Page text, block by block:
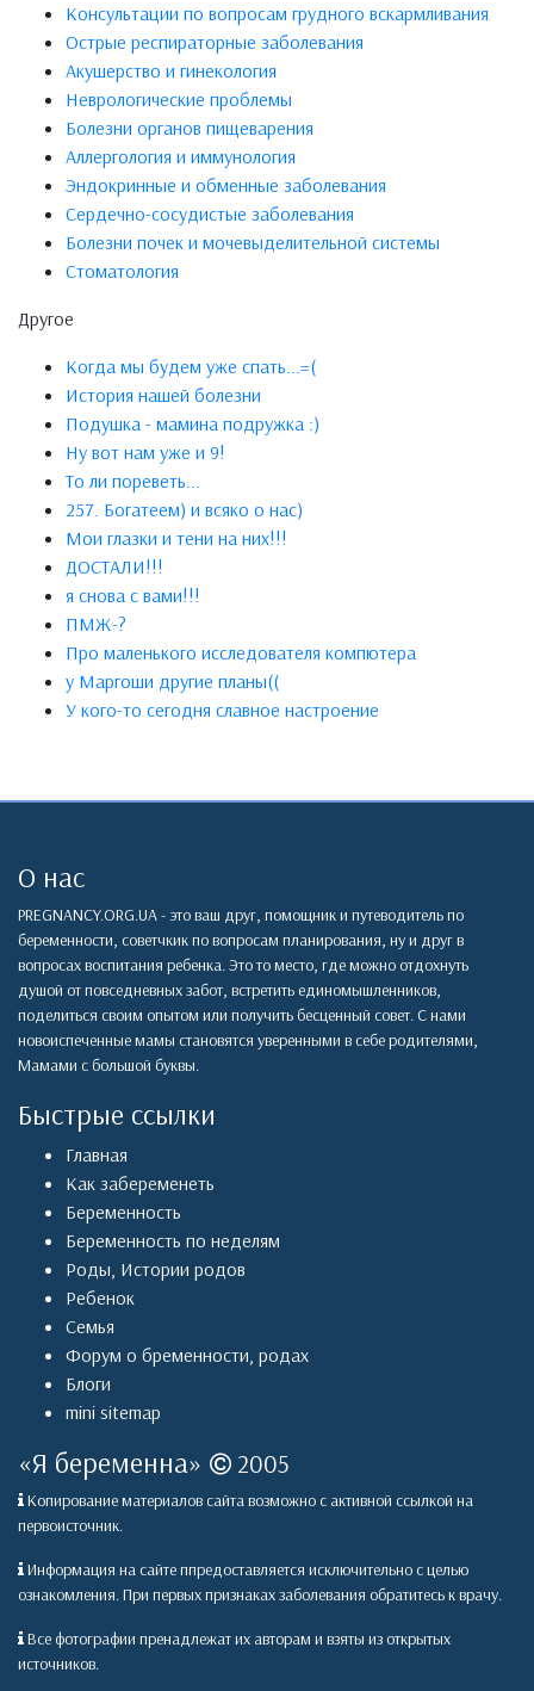
Консультации по вопросам грудного вскармливания
Острые респираторные заболевания
Акушерство и гинекология
Неврологические проблемы
Болезни органов пищеварения
Аллергология и иммунология
Эндокринные и обменные заболевания
Сердечно-сосудистые заболевания
Болезни почек и мочевыделительной системы
Стоматология
Другое
Когда мы будем уже спать...=(
История нашей болезни
Подушка - мамина подружка :)
Ну вот нам уже и 9!
То ли пореветь...
257. Богатеем) и всяко о нас)
Мои глазки и тени на них!!!
ДОСТАЛИ!!!
я снова с вами!!!
ПМЖ-?
Про маленького исследователя компютера
у Маргоши другие планы((
У кого-то сегодня славное настроение
О нас
PREGNANCY.ORG.UA - это ваш друг, помощник и путеводитель по
беременности, советчкик по вопросам планирования, ну и друг в
вопросах воспитания ребенка. Это то место, где можно отдохнуть
душой от повседневных забот, встретить единомышленников,
поделиться своим опытом или получить бесценный совет. С нами
новоиспеченные мамы становятся уверенными в себе родителями,
Мамами с большой буквы.
Быстрые ссылки
Главная
Как забеременеть
Беременность
Беременность по неделям
Роды, Истории родов
Ребенок
Семья
Форум о бременности, родах
Блоги
mini sitemap
«Я беременна» 2005
Копирование материалов сайта возможно с активной ссылкой на
первоисточник.
Информация на сайте ппредоставляется исключительно с целью
ознакомления. При первых признаках заболевания обратитесь к врачу.
Все фотографии пренадлежат их авторам и взяты из открытых
источников.